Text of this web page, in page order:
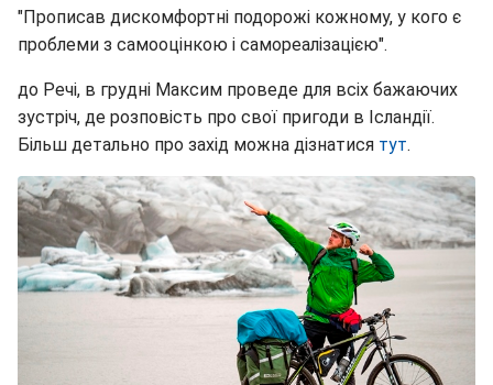
"Прописав дискомфортні подорожі кожному, у кого є
проблеми з самооцінкою і самореалізацією".
до Речі, в грудні Максим проведе для всіх бажаючих
зустріч, де розповість про свої пригоди в Ісландії.
Більш детально про захід можна дізнатися тут.